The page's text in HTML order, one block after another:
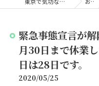
緊急事態宣言が
月30日まで休業
日は28日です。
2020/05/25